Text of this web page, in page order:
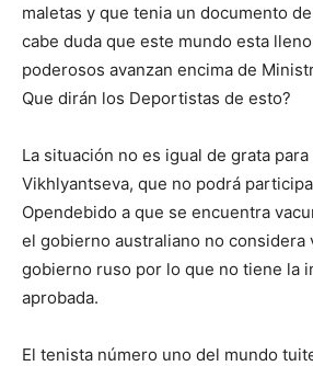
maletas y que tenia un documento
cabe duda que este mundo esta
poderosos avanzan encima de
Que dirán los Deportistas de esto?
La situación no es igual de grata
Vikhlyantseva, que no podrá
Opendebido a que se encuentra
el gobierno australiano no considera
gobierno ruso por lo que no tiene la
aprobada.
El tenista número uno del mundo